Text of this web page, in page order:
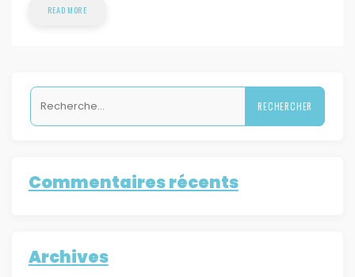
READ MORE
Rechercher :
Commentaires récents
Archives